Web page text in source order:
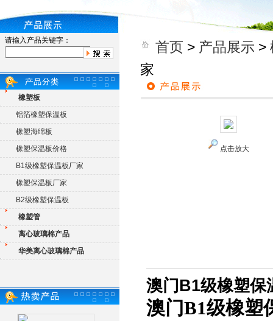
请输入产品关键字：
橡塑板
铝箔橡塑保温板
橡塑海绵板
橡塑保温板价格
B1级橡塑保温板厂家
橡塑保温板厂家
B2级橡塑保温板
橡塑管
离心玻璃棉产品
华美离心玻璃棉产品
首页 > 产品展示 >
家
点击放大
澳门B1级橡塑保
澳门B1级橡塑